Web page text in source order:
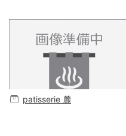
patisserie 麓